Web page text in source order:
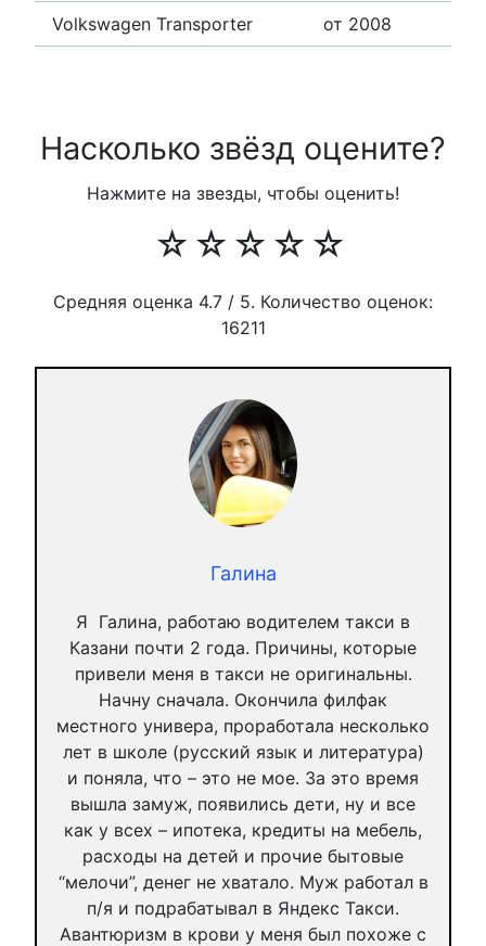
Volkswagen Transporter от 2008
Насколько звёзд оцените?
Нажмите на звезды, чтобы оценить!
☆
☆
☆
☆
☆
Средняя оценка 4.7 / 5. Количество оценок:
16211
Галина
Я Галина, работаю водителем такси в
Казани почти 2 года. Причины, которые
привели меня в такси не оригинальны.
Начну сначала. Окончила филфак
местного универа, проработала несколько
лет в школе (русский язык и литература)
и поняла, что – это не мое. За это время
вышла замуж, появились дети, ну и все
как у всех – ипотека, кредиты на мебель,
расходы на детей и прочие бытовые
“мелочи”, денег не хватало. Муж работал в
п/я и подрабатывал в Яндекс Такси.
Авантюризм в крови у меня был похоже с